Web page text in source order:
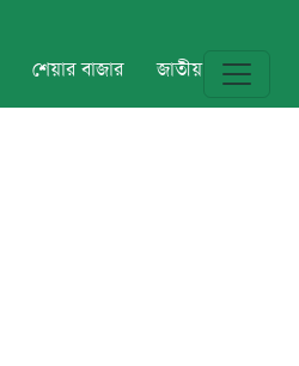
শেয়ার বাজার জাতীয় বিশ্ব